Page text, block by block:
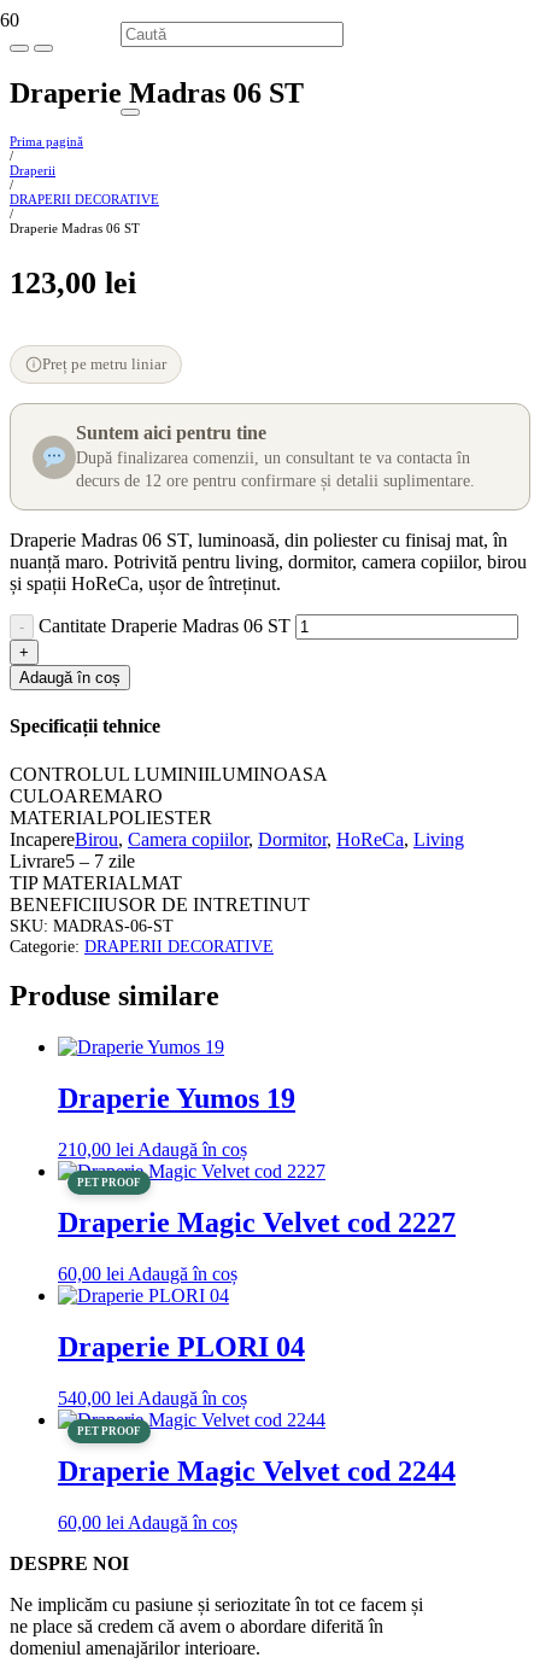
Draperie Madras 06 ST
Prima pagină
/
Draperii
/
DRAPERII DECORATIVE
/
Draperie Madras 06 ST
123,00 lei
Preț pe metru liniar
Suntem aici pentru tine
După finalizarea comenzii, un consultant te va contacta în
decurs de 12 ore pentru confirmare și detalii suplimentare.
Draperie Madras 06 ST, luminoasă, din poliester cu finisaj mat, în
nuanță maro. Potrivită pentru living, dormitor, camera copiilor, birou
și spații HoReCa, ușor de întreținut.
Cantitate Draperie Madras 06 ST
Adaugă în coș
Specificații tehnice
CONTROLUL LUMINIILUMINOASA
CULOAREMARO
MATERIALPOLIESTER
IncapereBirou, Camera copiilor, Dormitor, HoReCa, Living
Livrare5 – 7 zile
TIP MATERIALMAT
BENEFICIIUSOR DE INTRETINUT
SKU: MADRAS-06-ST
Categorie: DRAPERII DECORATIVE
Produse similare
Draperie Yumos 19
210,00 lei Adaugă în coș
PET PROOF
Draperie Magic Velvet cod 2227
60,00 lei Adaugă în coș
Draperie PLORI 04
540,00 lei Adaugă în coș
PET PROOF
Draperie Magic Velvet cod 2244
60,00 lei Adaugă în coș
DESPRE NOI
Ne implicăm cu pasiune și seriozitate în tot ce facem și
ne place să credem că avem o abordare diferită în
domeniul amenajărilor interioare.